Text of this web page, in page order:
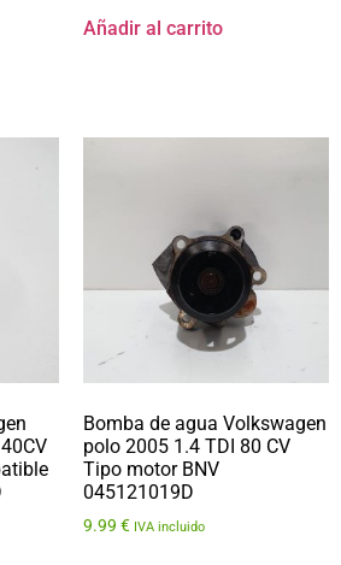
Añadir al carrito
Bomba de agua Volkswagen
polo 2005 1.4 TDI 80 CV
Tipo motor BNV
045121019D
9.99 € IVA incluido